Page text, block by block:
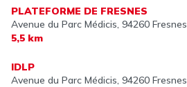
PLATEFORME DE FRESNES
Avenue du Parc Médicis, 94260 Fresnes
5,5 km
IDLP
Avenue du Parc Médicis, 94260 Fresnes